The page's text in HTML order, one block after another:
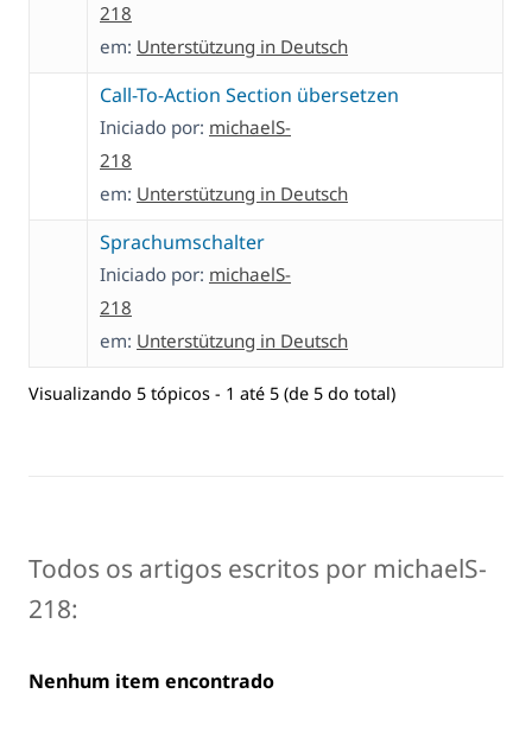
218
em: Unterstützung in Deutsch
Call-To-Action Section übersetzen
Iniciado por: michaelS-
218
em: Unterstützung in Deutsch
Sprachumschalter
Iniciado por: michaelS-
218
em: Unterstützung in Deutsch
Visualizando 5 tópicos - 1 até 5 (de 5 do total)
Todos os artigos escritos por michaelS-
218:
Nenhum item encontrado